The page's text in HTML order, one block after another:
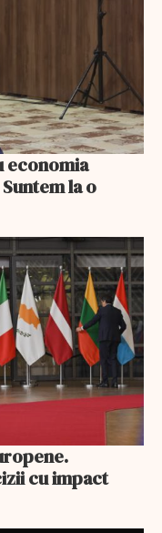
economia
la o
cu impact